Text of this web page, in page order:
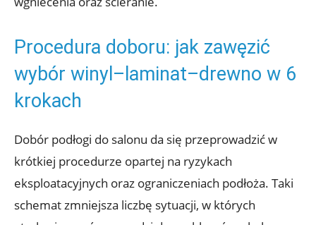
Procedura doboru: jak zawęzić
wybór winyl–laminat–drewno w 6
krokach
Dobór podłogi do salonu da się przeprowadzić w
krótkiej procedurze opartej na ryzykach
eksploatacyjnych oraz ograniczeniach podłoża. Taki
schemat zmniejsza liczbę sytuacji, w których